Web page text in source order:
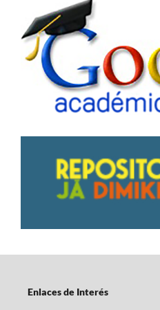
Enlaces de Interés